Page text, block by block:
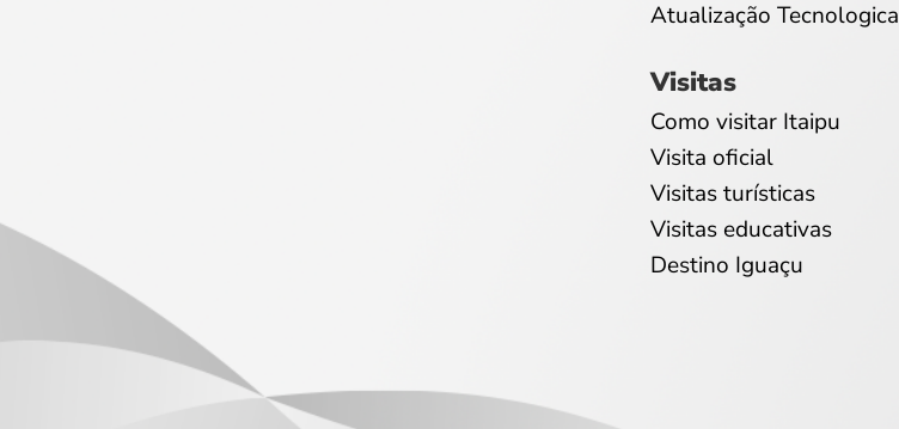
Atualização Tecnologica
Visitas
Como visitar Itaipu
Visita oficial
Visitas turísticas
Visitas educativas
Destino Iguaçu